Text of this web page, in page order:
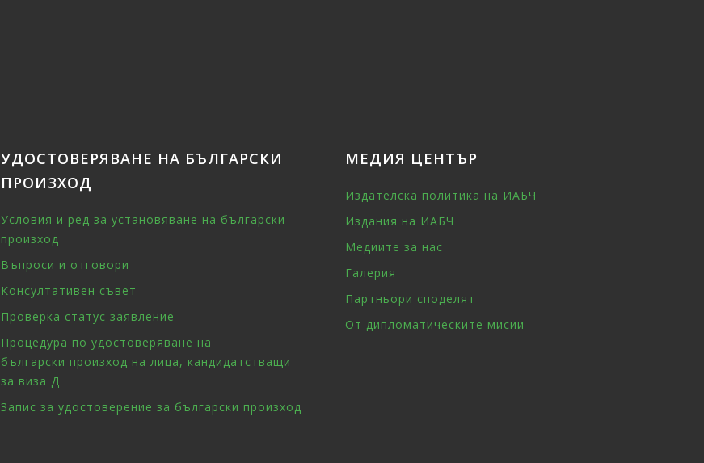
УДОСТОВЕРЯВАНЕ НА БЪЛГАРСКИ
ПРОИЗХОД
Условия и ред за установяване на български
произход
Въпроси и отговори
Консултативен съвет
Проверка статус заявление
Процедура по удостоверяване на
български произход на лица, кандидатстващи
за виза Д
Запис за удостоверение за български произход
МЕДИЯ ЦЕНТЪР
Издателска политика на ИАБЧ
Издания на ИАБЧ
Медиите за нас
Галерия
Партньори споделят
От дипломатическите мисии